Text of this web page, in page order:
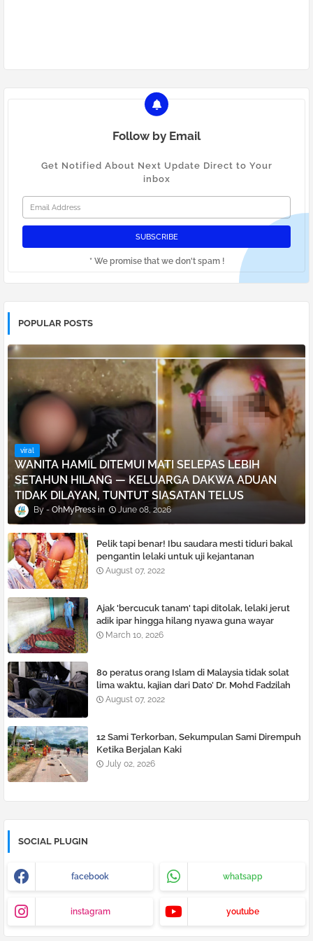
Follow by Email
Get Notified About Next Update Direct to Your
inbox
* We promise that we don't spam !
POPULAR POSTS
viral
WANITA HAMIL DITEMUI MATI SELEPAS LEBIH
SETAHUN HILANG — KELUARGA DAKWA ADUAN
TIDAK DILAYAN, TUNTUT SIASATAN TELUS
OhMyPress June 08, 2026
Pelik tapi benar! Ibu saudara mesti tiduri bakal
pengantin lelaki untuk uji kejantanan
August 07, 2022
Ajak 'bercucuk tanam' tapi ditolak, lelaki je͏rut
adik ipar hingga hilang nyawa guna wayar
pelurus rambut
March 10, 2026
80 peratus orang Islam di Malaysia tidak solat
lima waktu, kajian dari Dato’ Dr. Mohd Fadzilah
Kamsah
August 07, 2022
12 Sami Terkorban, Sekumpulan Sami Dirempuh
Ketika Berjalan Kaki
July 02, 2026
SOCIAL PLUGIN
facebook whatsapp
instagram youtube